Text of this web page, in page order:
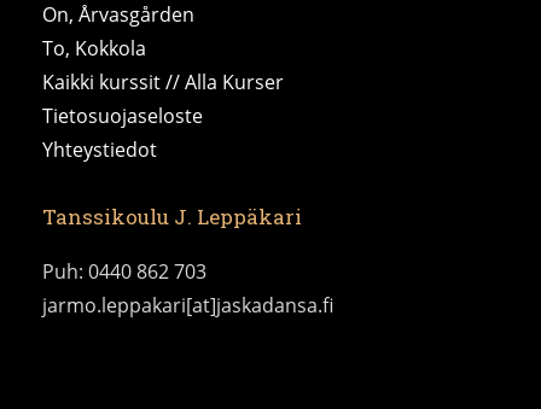
On, Årvasgården
To, Kokkola
Kaikki kurssit // Alla Kurser
Tietosuojaseloste
Yhteystiedot
Tanssikoulu J. Leppäkari
Puh: 0440 862 703
jarmo.leppakari[at]jaskadansa.fi